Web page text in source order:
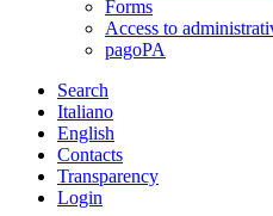
Forms
Access to
pagoPA
Search
Italiano
English
Contacts
Transparency
Login